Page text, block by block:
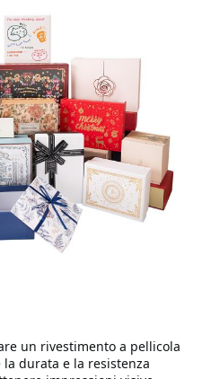
un rivestimento a pellicola
durata e la resistenza